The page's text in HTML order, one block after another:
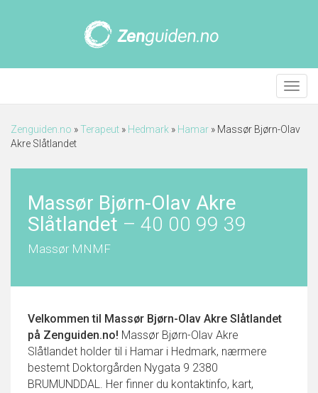
Meny
Zenguiden.no »Terapeut » Hedmark » Hamar » Massør Bjørn-Olav
Akre Slåtlandet
Massør Bjørn-Olav Akre
Slåtlandet – 40 00 99 39
Massør MNMF
Velkommen til Massør Bjørn-Olav Akre Slåtlandet
på Zenguiden.no! Massør Bjørn-Olav Akre
Slåtlandet holder til i Hamar i Hedmark, nærmere
bestemt Doktorgården Nygata 9 2380
BRUMUNDDAL. Her finner du kontaktinfo, kart,